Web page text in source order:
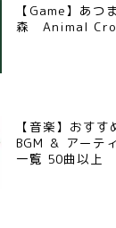
【Game】あつ
森 Animal
【音楽】おす
BGM ＆ アーテ
一覧 50曲以上